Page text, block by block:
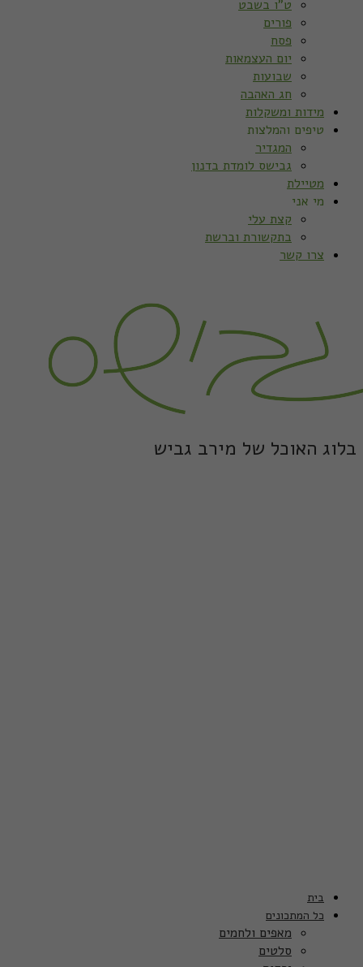
ט”ו בשבט
פורים
פסח
יום העצמאות
שבועות
חג האהבה
מידות ומשקלות
טיפים והמלצות
המגדיר
גבישס לומדת בדנון
מטיילת
מי אני
קצת עלי
בתקשורת וברשת
צרו קשר
בלוג האוכל של מירב גביש
בית
כל המתכונים
מאפים ולחמים
סלטים